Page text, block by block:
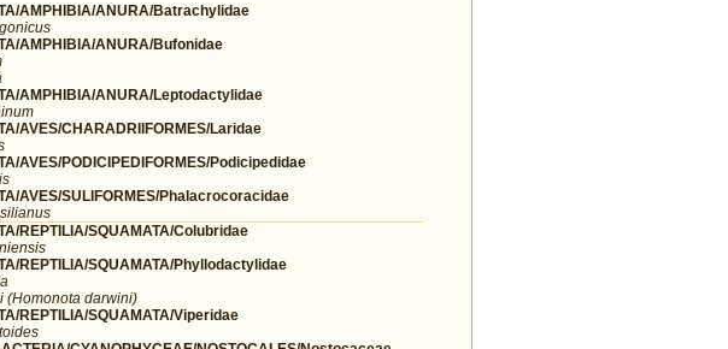
sanidad.
AMPHIBIA/ANURA/Batrachylidae
AMPHIBIA/ANURA/Bufonidae
AMPHIBIA/ANURA/Leptodactylidae
AVES/CHARADRIIFORMES/Laridae
AVES/PODICIPEDIFORMES/Podicipedidae
AVES/SULIFORMES/Phalacrocoracidae
REPTILIA/SQUAMATA/Colubridae
REPTILIA/SQUAMATA/Phyllodactylidae
(Homonota darwini)
REPTILIA/SQUAMATA/Viperidae